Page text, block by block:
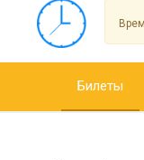
Билеты